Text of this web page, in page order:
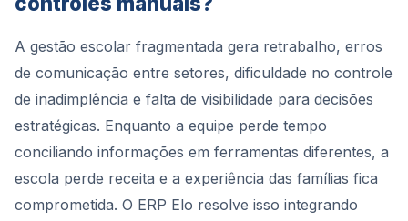
A gestão escolar fragmentada gera retrabalho, erros
de comunicação entre setores, dificuldade no controle
de inadimplência e falta de visibilidade para decisões
estratégicas. Enquanto a equipe perde tempo
conciliando informações em ferramentas diferentes, a
escola perde receita e a experiência das famílias fica
comprometida. O ERP Elo resolve isso integrando